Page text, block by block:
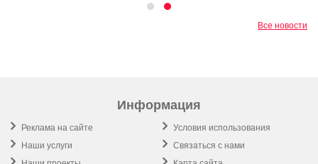
Все новости
Информация
Реклама на сайте
Наши услуги
Условия использования
Связаться с нами